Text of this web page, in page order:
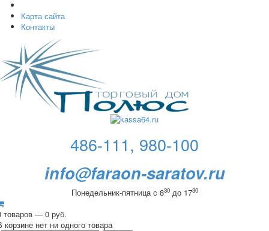
Карта сайта
Контакты
486-111, 980-100
info@faraon-saratov.ru
Понедельник-пятница с 830до 1730
товаров — 0 руб.
корзине нет ни одного товара